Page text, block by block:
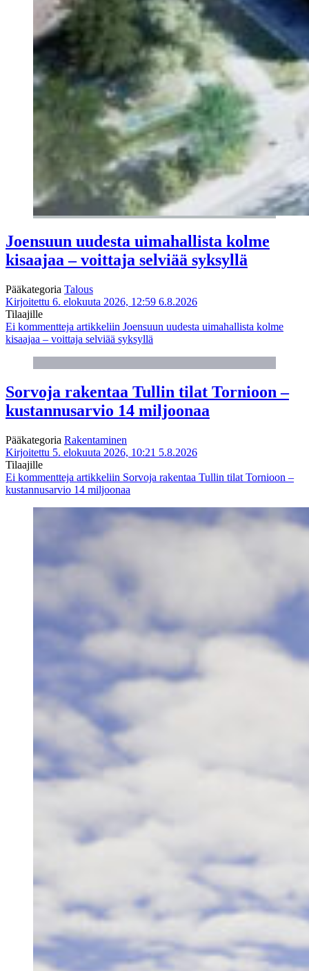
Joensuun uudesta uimahallista kolme
kisaajaa – voittaja selviää syksyllä
Pääkategoria Talous
Kirjoitettu 6. elokuuta 2026, 12:59 6.8.2026
Tilaajille
Ei kommentteja artikkeliin Joensuun uudesta uimahallista kolme
kisaajaa – voittaja selviää syksyllä
Sorvoja rakentaa Tullin tilat Tornioon –
kustannusarvio 14 miljoonaa
Pääkategoria Rakentaminen
Kirjoitettu 5. elokuuta 2026, 10:21 5.8.2026
Tilaajille
Ei kommentteja artikkeliin Sorvoja rakentaa Tullin tilat Tornioon –
kustannusarvio 14 miljoonaa